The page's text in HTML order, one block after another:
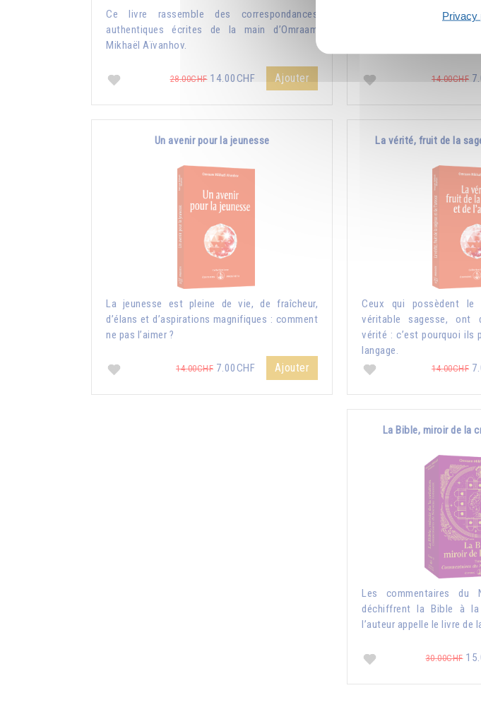
Ce livre rassemble des correspondances
authentiques écrites de la main d’Omraam
Mikhaël Aïvanhov.
28.00CHF14.00CHF Ajouter
La philosophie du Christ
14.00CHF
Un avenir pour la jeunesse
La jeunesse est pleine de vie, de fraîcheur,
d’élans et d’aspirations magnifiques : comment
ne pas l’aimer ?
14.00CHF 7.00CHF Ajouter
La vérité, fruit de la
Ceux qui possèdent le
véritable sagesse, ont
vérité : c’est pourquoi ils
langage.
14.00CHF
La Bible, miroir de la
Les commentaires du
déchiffrent la Bible à
l’auteur appelle le livre de
30.00CHF
Privacy